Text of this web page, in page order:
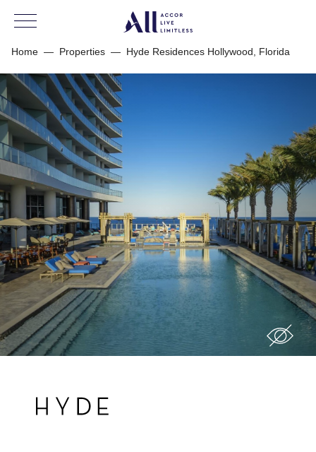
Home — Properties — Hyde Residences Hollywood, Florida